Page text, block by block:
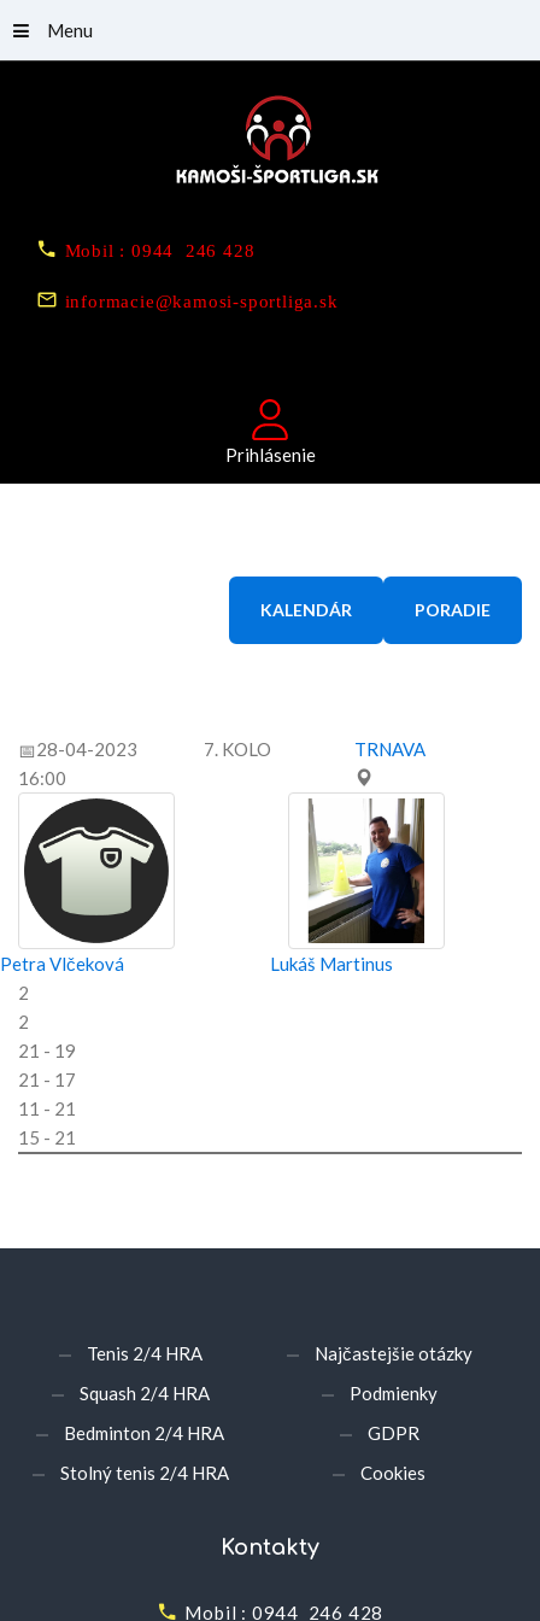
Mobil : 0944 246 428
informacie@kamosi-sportliga.sk
Prihlásenie
Menu
KALENDÁR PORADIE
28-04-2023
16:00
7. KOLO TRNAVA
Petra Vlčeková
Lukáš Martinus
2
2
21 - 19
21 - 17
11 - 21
15 - 21
Tenis 2/4 HRA
Squash 2/4 HRA
Bedminton 2/4 HRA
Stolný tenis 2/4 HRA
Najčastejšie otázky
Podmienky
GDPR
Cookies
Kontakty
Mobil : 0944 246 428